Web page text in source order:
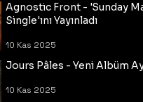
Agnostic Front - 'Sunday
Single'ını Yayınladı
10 Kas 2025
Jours Pâles - Yeni Albüm
10 Kas 2025